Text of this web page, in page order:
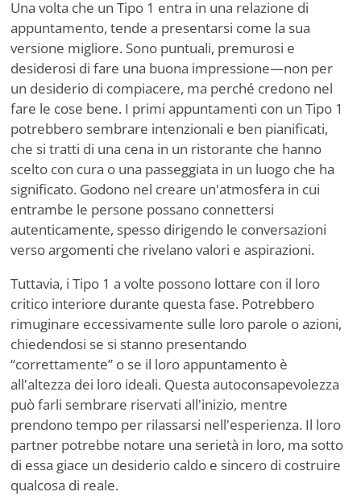
Una volta che un Tipo 1 entra in una relazione di
appuntamento, tende a presentarsi come la sua
versione migliore. Sono puntuali, premurosi e
desiderosi di fare una buona impressione—non per
un desiderio di compiacere, ma perché credono nel
fare le cose bene. I primi appuntamenti con un Tipo 1
potrebbero sembrare intenzionali e ben pianificati,
che si tratti di una cena in un ristorante che hanno
scelto con cura o una passeggiata in un luogo che ha
significato. Godono nel creare un'atmosfera in cui
entrambe le persone possano connettersi
autenticamente, spesso dirigendo le conversazioni
verso argomenti che rivelano valori e aspirazioni.
Tuttavia, i Tipo 1 a volte possono lottare con il loro
critico interiore durante questa fase. Potrebbero
rimuginare eccessivamente sulle loro parole o azioni,
chiedendosi se si stanno presentando
“correttamente” o se il loro appuntamento è
all'altezza dei loro ideali. Questa autoconsapevolezza
può farli sembrare riservati all'inizio, mentre
prendono tempo per rilassarsi nell'esperienza. Il loro
partner potrebbe notare una serietà in loro, ma sotto
di essa giace un desiderio caldo e sincero di costruire
qualcosa di reale.